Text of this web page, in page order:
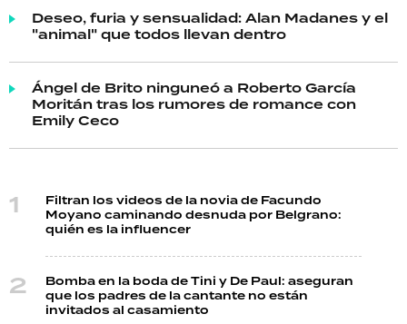
Deseo, furia y sensualidad: Alan Madanes y el
"animal" que todos llevan dentro
Ángel de Brito ninguneó a Roberto García
Moritán tras los rumores de romance con
Emily Ceco
Filtran los videos de la novia de Facundo
Moyano caminando desnuda por Belgrano:
quién es la influencer
Bomba en la boda de Tini y De Paul: aseguran
que los padres de la cantante no están
invitados al casamiento